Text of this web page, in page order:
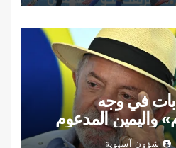
في وجه
واليمين المدعوم
شؤون آسيوية